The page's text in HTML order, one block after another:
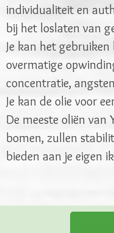
individualiteit en
bij het loslaten van
Je kan het
overmatige
concentratie,
Je kan de olie voor
De meeste oliën van
bomen, zullen
bieden aan je eigen